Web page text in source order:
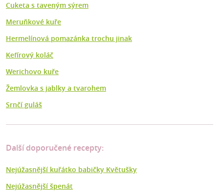
Cuketa s taveným sýrem
Meruňkové kuře
Hermelínová pomazánka trochu jinak
Kefírový koláč
Werichovo kuře
Žemlovka s jablky a tvarohem
Srnčí guláš
Další doporučené recepty:
Nejúžasnější kuřátko babičky Květušky
Nejúžasnější špenát